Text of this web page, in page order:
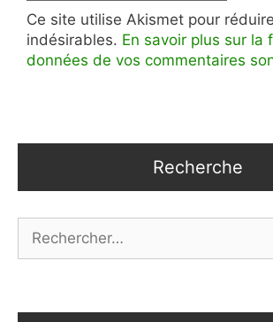
Ce site utilise Akismet pour
indésirables. En savoir plus sur la
données de vos commentaires
Recherche